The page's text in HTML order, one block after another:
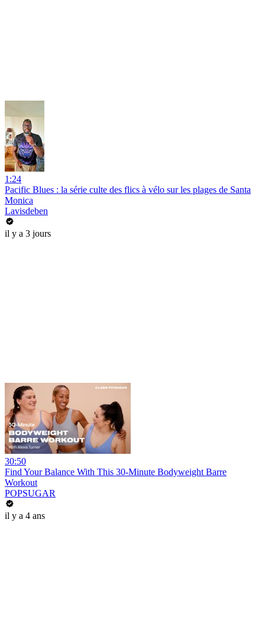
1:24
Pacific Blues : la série culte des flics à vélo sur les plages de Santa
Monica
Lavisdeben
il y a 3 jours
30:50
Find Your Balance With This 30-Minute Bodyweight Barre
Workout
POPSUGAR
il y a 4 ans